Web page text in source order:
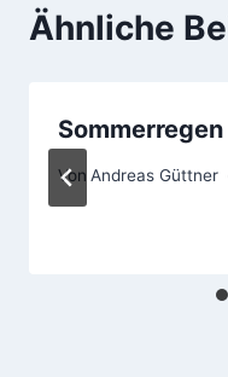
Ähnliche
Von Andreas Güttner